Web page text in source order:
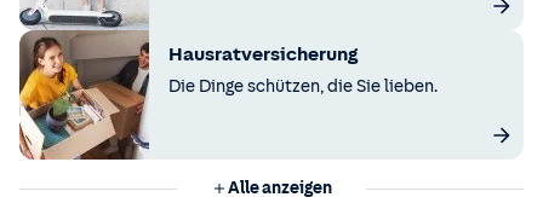
Hausratversicherung
Die Dinge schützen, die Sie lieben.
Alle anzeigen